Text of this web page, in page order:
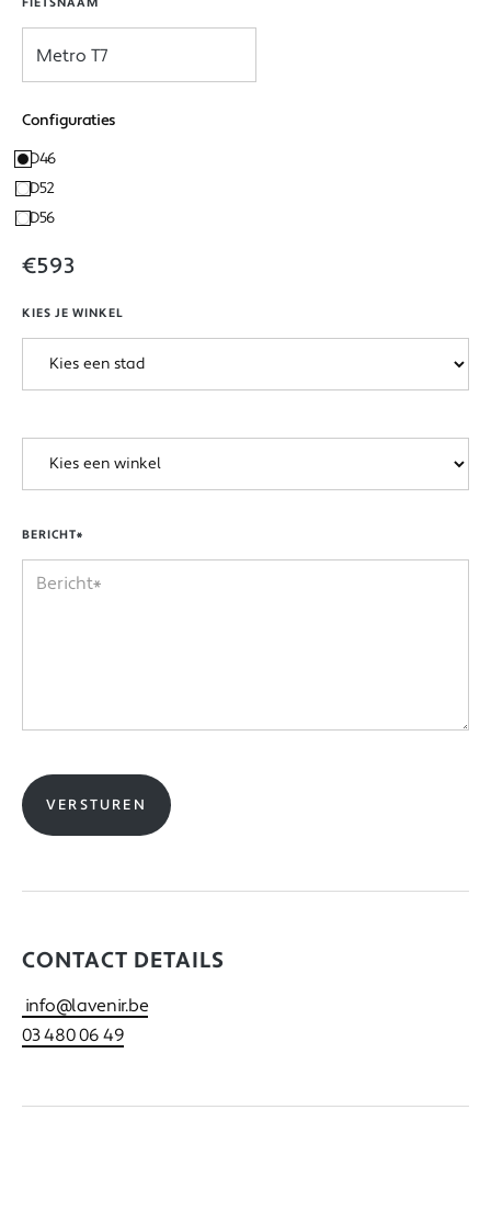
Configuraties
D46
D52
D56
€593
KIES JE WINKEL
BERICHT*
CONTACT DETAILS
info@lavenir.be
03 480 06 49